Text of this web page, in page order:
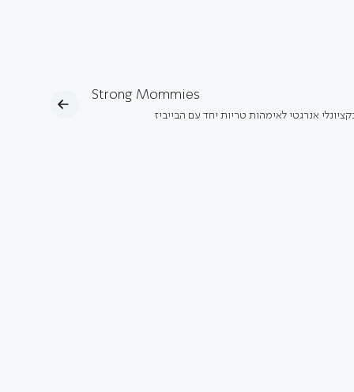
Strong Mommies
אנרגטי לאימהות טריות יחד עם הבייביז